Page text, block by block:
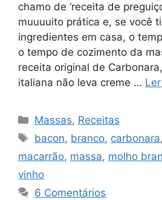
chamo de ‘receita de
muuuuito prática e, se você
ingredientes em casa, o
o tempo de cozimento da
receita original de
italiana não leva creme …
Categorias
Massas, Receitas
Tags
bacon, branco, carbonara,
macarrão, massa, molho
vinho
6 Comentários